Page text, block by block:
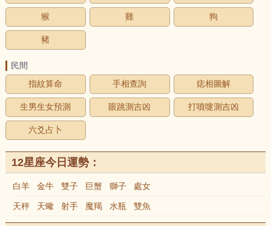
猴 雞 狗
豬
民間
指紋算命
手相查詢 痣相圖解
生男生女預測 眼跳測吉凶 打噴嚏測吉凶
六爻占卜
12星座今日運勢：
白羊 金牛 雙子 巨蟹 獅子 處女
天秤 天蠍 射手 魔羯 水瓶 雙魚